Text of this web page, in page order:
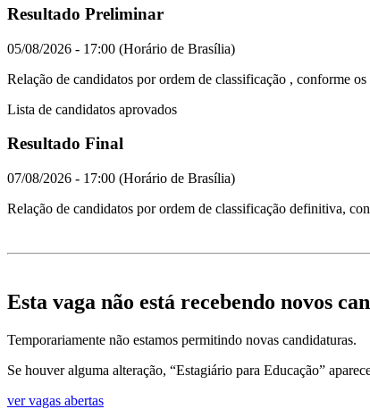
Resultado Preliminar
05/08/2026 - 17:00 (Horário de Brasília)
Relação de candidatos por ordem de classificação , conforme
Lista de candidatos aprovados
Resultado Final
07/08/2026 - 17:00 (Horário de Brasília)
Relação de candidatos por ordem de classificação definitiva,
Esta vaga não está recebendo novos
Temporariamente não estamos permitindo novas candidaturas.
Se houver alguma alteração, “Estagiário para Educação”
ver vagas abertas